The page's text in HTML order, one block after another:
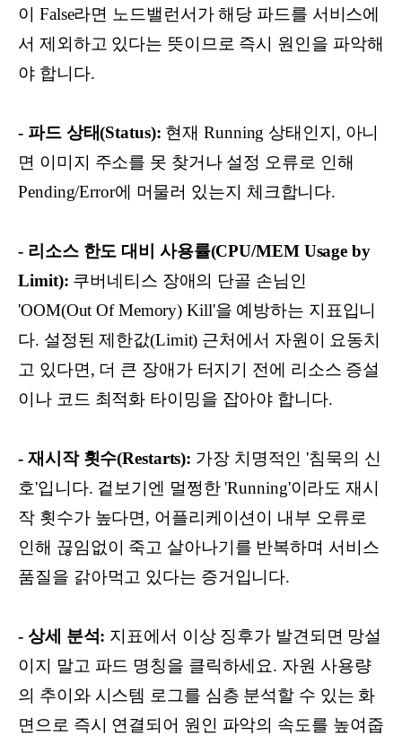
이 False라면 노드밸런서가 해당 파드를 서비스에
서 제외하고 있다는 뜻이므로 즉시 원인을 파악해
야 합니다.
- 파드 상태(Status): 현재 Running 상태인지, 아니
면 이미지 주소를 못 찾거나 설정 오류로 인해
Pending/Error에 머물러 있는지 체크합니다.
- 리소스 한도 대비 사용률(CPU/MEM Usage by
Limit): 쿠버네티스 장애의 단골 손님인
'OOM(Out Of Memory) Kill'을 예방하는 지표입니
다. 설정된 제한값(Limit) 근처에서 자원이 요동치
고 있다면, 더 큰 장애가 터지기 전에 리소스 증설
이나 코드 최적화 타이밍을 잡아야 합니다.
- 재시작 횟수(Restarts): 가장 치명적인 '침묵의 신
호'입니다. 겉보기엔 멀쩡한 'Running'이라도 재시
작 횟수가 높다면, 어플리케이션이 내부 오류로
인해 끊임없이 죽고 살아나기를 반복하며 서비스
품질을 갉아먹고 있다는 증거입니다.
- 상세 분석: 지표에서 이상 징후가 발견되면 망설
이지 말고 파드 명칭을 클릭하세요. 자원 사용량
의 추이와 시스템 로그를 심층 분석할 수 있는 화
면으로 즉시 연결되어 원인 파악의 속도를 높여줍